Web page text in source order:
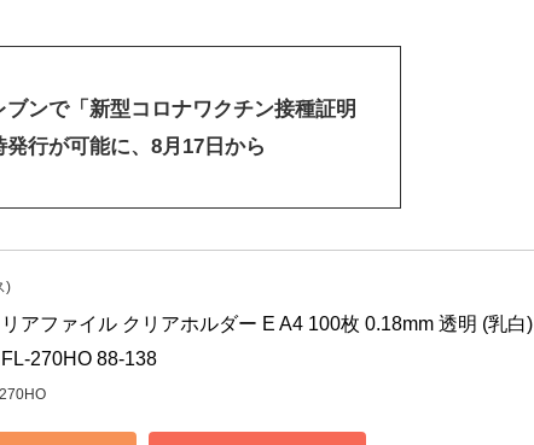
ブンで「新型コロナワクチン接種証明
発行が可能に、8月17日から
)
アファイル クリアホルダー E A4 100枚 0.18mm 透明 (乳白)
270HO 88-138